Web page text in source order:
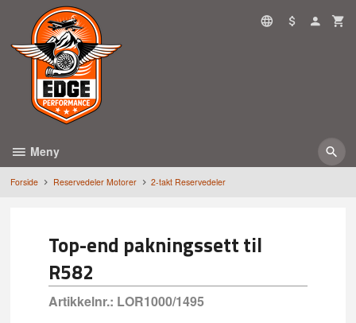
innholdet
Meny
Forside Reservedeler Motorer 2-takt Reservedeler
Top-end pakningssett til
R582
Artikkelnr.: LOR1000/1495